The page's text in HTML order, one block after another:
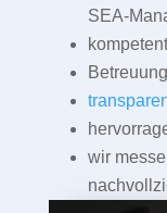
SEA-
wir